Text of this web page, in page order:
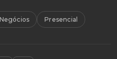
Negócios Presencial